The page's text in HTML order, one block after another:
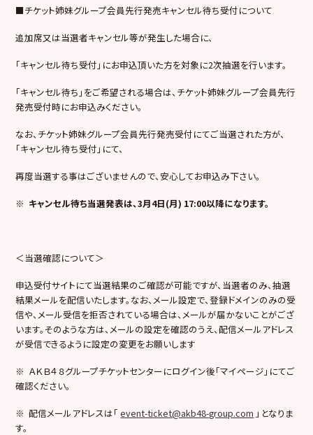
■チケット姉妹グループ会員先行発売キャンセル待ち受付について
追加席又は当選者キャンセル等が発生した場合に、
「キャンセル待ち受付」にお申込頂いた方を対象に2次抽選を行います。
「キャンセル待ち」をご希望される場合は、チケット姉妹グループ会員先行
発売受付時にお申込みください。
なお、チケット姉妹グループ会員先行発売受付にてご当選された方が、
「キャンセル待ち受付」にて、
再度当選する事はございませんので、安心してお申込み下さい。
※ キャンセル待ち当選発表は、3月4日(月) 17:00以降になります。
＜当選確認について＞
申込受付サイトにて当選結果のご確認が可能ですが、当選者のみ、抽選
結果メールを配信いたします。なお、メール設定で、登録ドメインのみの受
信や、メール受信を拒否されている場合は、メールが届かないことがござ
います。そのような方は、メールの設定を確認のうえ、配信メールアドレス
が受信できるように設定の変更をお願いします
※ ＡＫＢ４８グループチケットセンターにログイン後「マイページ」にてご
確認ください。
※ 配信メールアドレスは「event-ticket@akb48-group.com 」となりま
す。